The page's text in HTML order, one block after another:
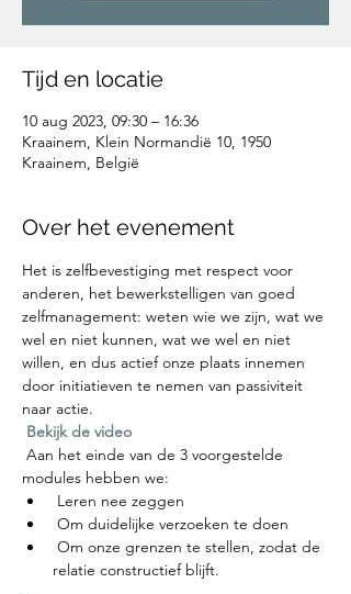
Tijd en locatie
10 aug 2023, 09:30 – 16:36
Kraainem, Klein Normandië 10, 1950
Kraainem, België
Over het evenement
Het is zelfbevestiging met respect voor
anderen, het bewerkstelligen van goed
zelfmanagement: weten wie we zijn, wat we
wel en niet kunnen, wat we wel en niet
willen, en dus actief onze plaats innemen
door initiatieven te nemen van passiviteit
naar actie.
Bekijk de video
modules hebben we:
Leren nee zeggen
Om duidelijke verzoeken te doen
relatie constructief blijft.